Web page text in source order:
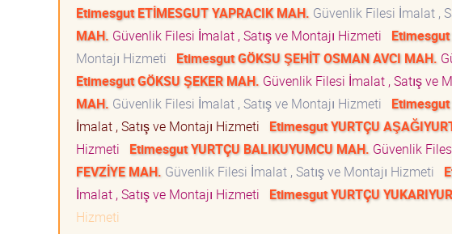
Etimesgut ETİMESGUT YAPRACIK MAH. Güvenlik Filesi İmalat ,
MAH. Güvenlik Filesi İmalat , Satış ve Montajı Hizmeti Etimesgut
Montajı Hizmeti
Etimesgut GÖKSU ŞEHİT OSMAN AVCI MAH.
Etimesgut GÖKSU ŞEKER MAH. Güvenlik Filesi İmalat , Satış ve
MAH. Güvenlik Filesi İmalat , Satış ve Montajı Hizmeti Etimesgut
İmalat , Satış ve Montajı Hizmeti
Etimesgut YURTÇU
Hizmeti
Etimesgut YURTÇU BALIKUYUMCU MAH. Güvenlik
FEVZİYE MAH. Güvenlik Filesi İmalat , Satış ve Montajı Hizmeti
İmalat , Satış ve Montajı Hizmeti
Etimesgut YURTÇU
Hizmeti